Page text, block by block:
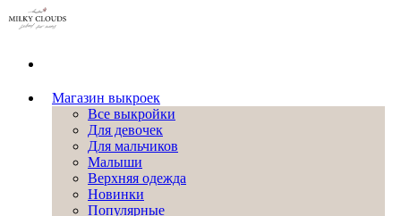
Магазин выкроек
Все выкройки
Для девочек
Для мальчиков
Малыши
Верхняя одежда
Новинки
Популярные